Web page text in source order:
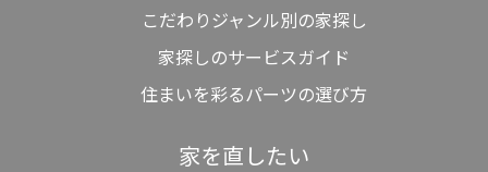
こだわりジャンル別の家探し
家探しのサービスガイド
住まいを彩るパーツの選び方
家を直したい